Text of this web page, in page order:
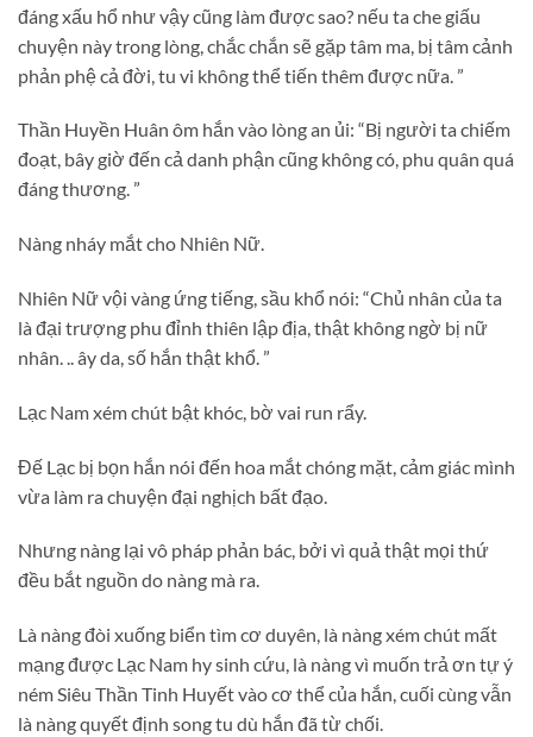
đáng xấu hổ như vậy cũng làm được sao? nếu ta che giấu
chuyện này trong lòng, chắc chắn sẽ gặp tâm ma, bị tâm cảnh
phản phệ cả đời, tu vi không thể tiến thêm được nữa. ”
Thần Huyền Huân ôm hắn vào lòng an ủi: “Bị người ta chiếm
đoạt, bây giờ đến cả danh phận cũng không có, phu quân quá
đáng thương. ”
Nàng nháy mắt cho Nhiên Nữ.
Nhiên Nữ vội vàng ứng tiếng, sầu khổ nói: “Chủ nhân của ta
là đại trượng phu đỉnh thiên lập địa, thật không ngờ bị nữ
nhân. .. ây da, số hắn thật khổ. ”
Lạc Nam xém chút bật khóc, bờ vai run rẩy.
Đế Lạc bị bọn hắn nói đến hoa mắt chóng mặt, cảm giác mình
vừa làm ra chuyện đại nghịch bất đạo.
Nhưng nàng lại vô pháp phản bác, bởi vì quả thật mọi thứ
đều bắt nguồn do nàng mà ra.
Là nàng đòi xuống biển tìm cơ duyên, là nàng xém chút mất
mạng được Lạc Nam hy sinh cứu, là nàng vì muốn trả ơn tự ý
ném Siêu Thần Tinh Huyết vào cơ thể của hắn, cuối cùng vẫn
là nàng quyết định song tu dù hắn đã từ chối.